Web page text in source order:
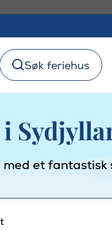
Søk feriehus
med et